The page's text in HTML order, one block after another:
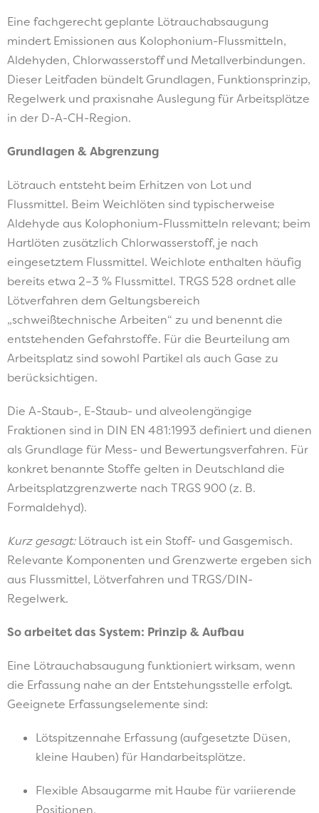
Eine fachgerecht geplante Lötrauchabsaugung
mindert Emissionen aus Kolophonium-Flussmitteln,
Aldehyden, Chlorwasserstoff und Metallverbindungen.
Dieser Leitfaden bündelt Grundlagen, Funktionsprinzip,
Regelwerk und praxisnahe Auslegung für Arbeitsplätze
in der D-A-CH-Region.
Grundlagen & Abgrenzung
Lötrauch entsteht beim Erhitzen von Lot und
Flussmittel. Beim Weichlöten sind typischerweise
Aldehyde aus Kolophonium-Flussmitteln relevant; beim
Hartlöten zusätzlich Chlorwasserstoff, je nach
eingesetztem Flussmittel. Weichlote enthalten häufig
bereits etwa 2–3 % Flussmittel. TRGS 528 ordnet alle
Lötverfahren dem Geltungsbereich
„schweißtechnische Arbeiten“ zu und benennt die
entstehenden Gefahrstoffe. Für die Beurteilung am
Arbeitsplatz sind sowohl Partikel als auch Gase zu
berücksichtigen.
Die A-Staub-, E-Staub- und alveolengängige
Fraktionen sind in DIN EN 481:1993 definiert und dienen
als Grundlage für Mess- und Bewertungsverfahren. Für
konkret benannte Stoffe gelten in Deutschland die
Arbeitsplatzgrenzwerte nach TRGS 900 (z. B.
Formaldehyd).
Kurz gesagt:Lötrauch ist ein Stoff- und Gasgemisch.
Relevante Komponenten und Grenzwerte ergeben sich
aus Flussmittel, Lötverfahren und TRGS/DIN-
Regelwerk.
So arbeitet das System: Prinzip & Aufbau
Eine Lötrauchabsaugung funktioniert wirksam, wenn
die Erfassung nahe an der Entstehungsstelle erfolgt.
Geeignete Erfassungselemente sind:
Lötspitzennahe Erfassung (aufgesetzte Düsen,
kleine Hauben) für Handarbeitsplätze.
Flexible Absaugarme mit Haube für variierende
Positionen.